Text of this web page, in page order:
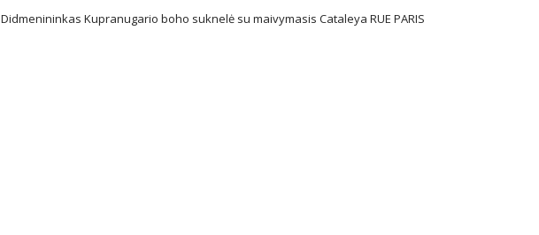
Didmenininkas Kupranugario boho suknelė su maivymasis Cataleya RUE PARIS